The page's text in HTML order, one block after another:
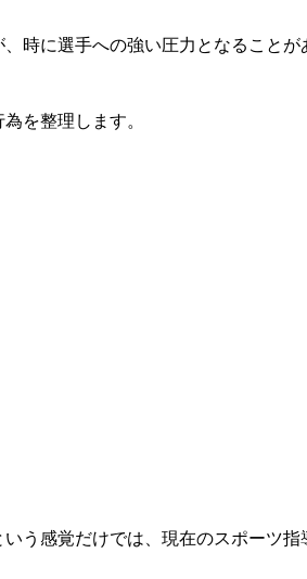
時に選手への強い圧力となることが
を整理します。
う感覚だけでは、現在のスポーツ